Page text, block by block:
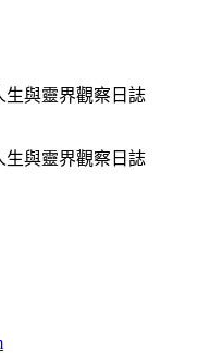
與靈界觀察日誌
生與靈界觀察日誌